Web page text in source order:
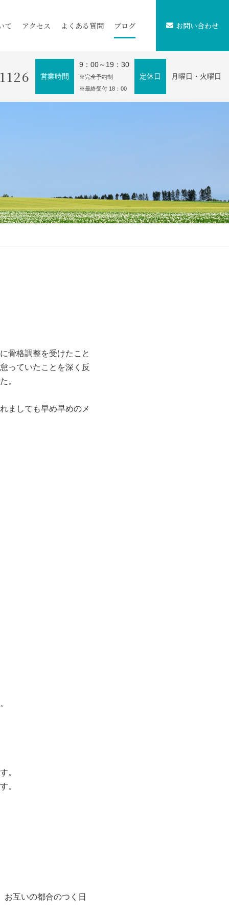
て アクセス よくある質問 ブログ お問い合わせ
営業時間
9：00～19：30
※完全予約制
※最終受付 18：00
定休日 月曜日・火曜日
骨格調整を受けたこと
っていたことを深く反
。
ましても早め早めのメ
。
。
互いの都合のつく日